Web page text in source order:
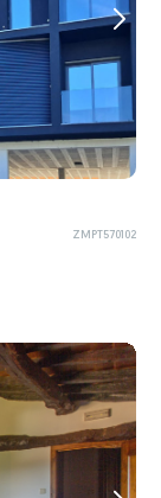
ZMPT570102